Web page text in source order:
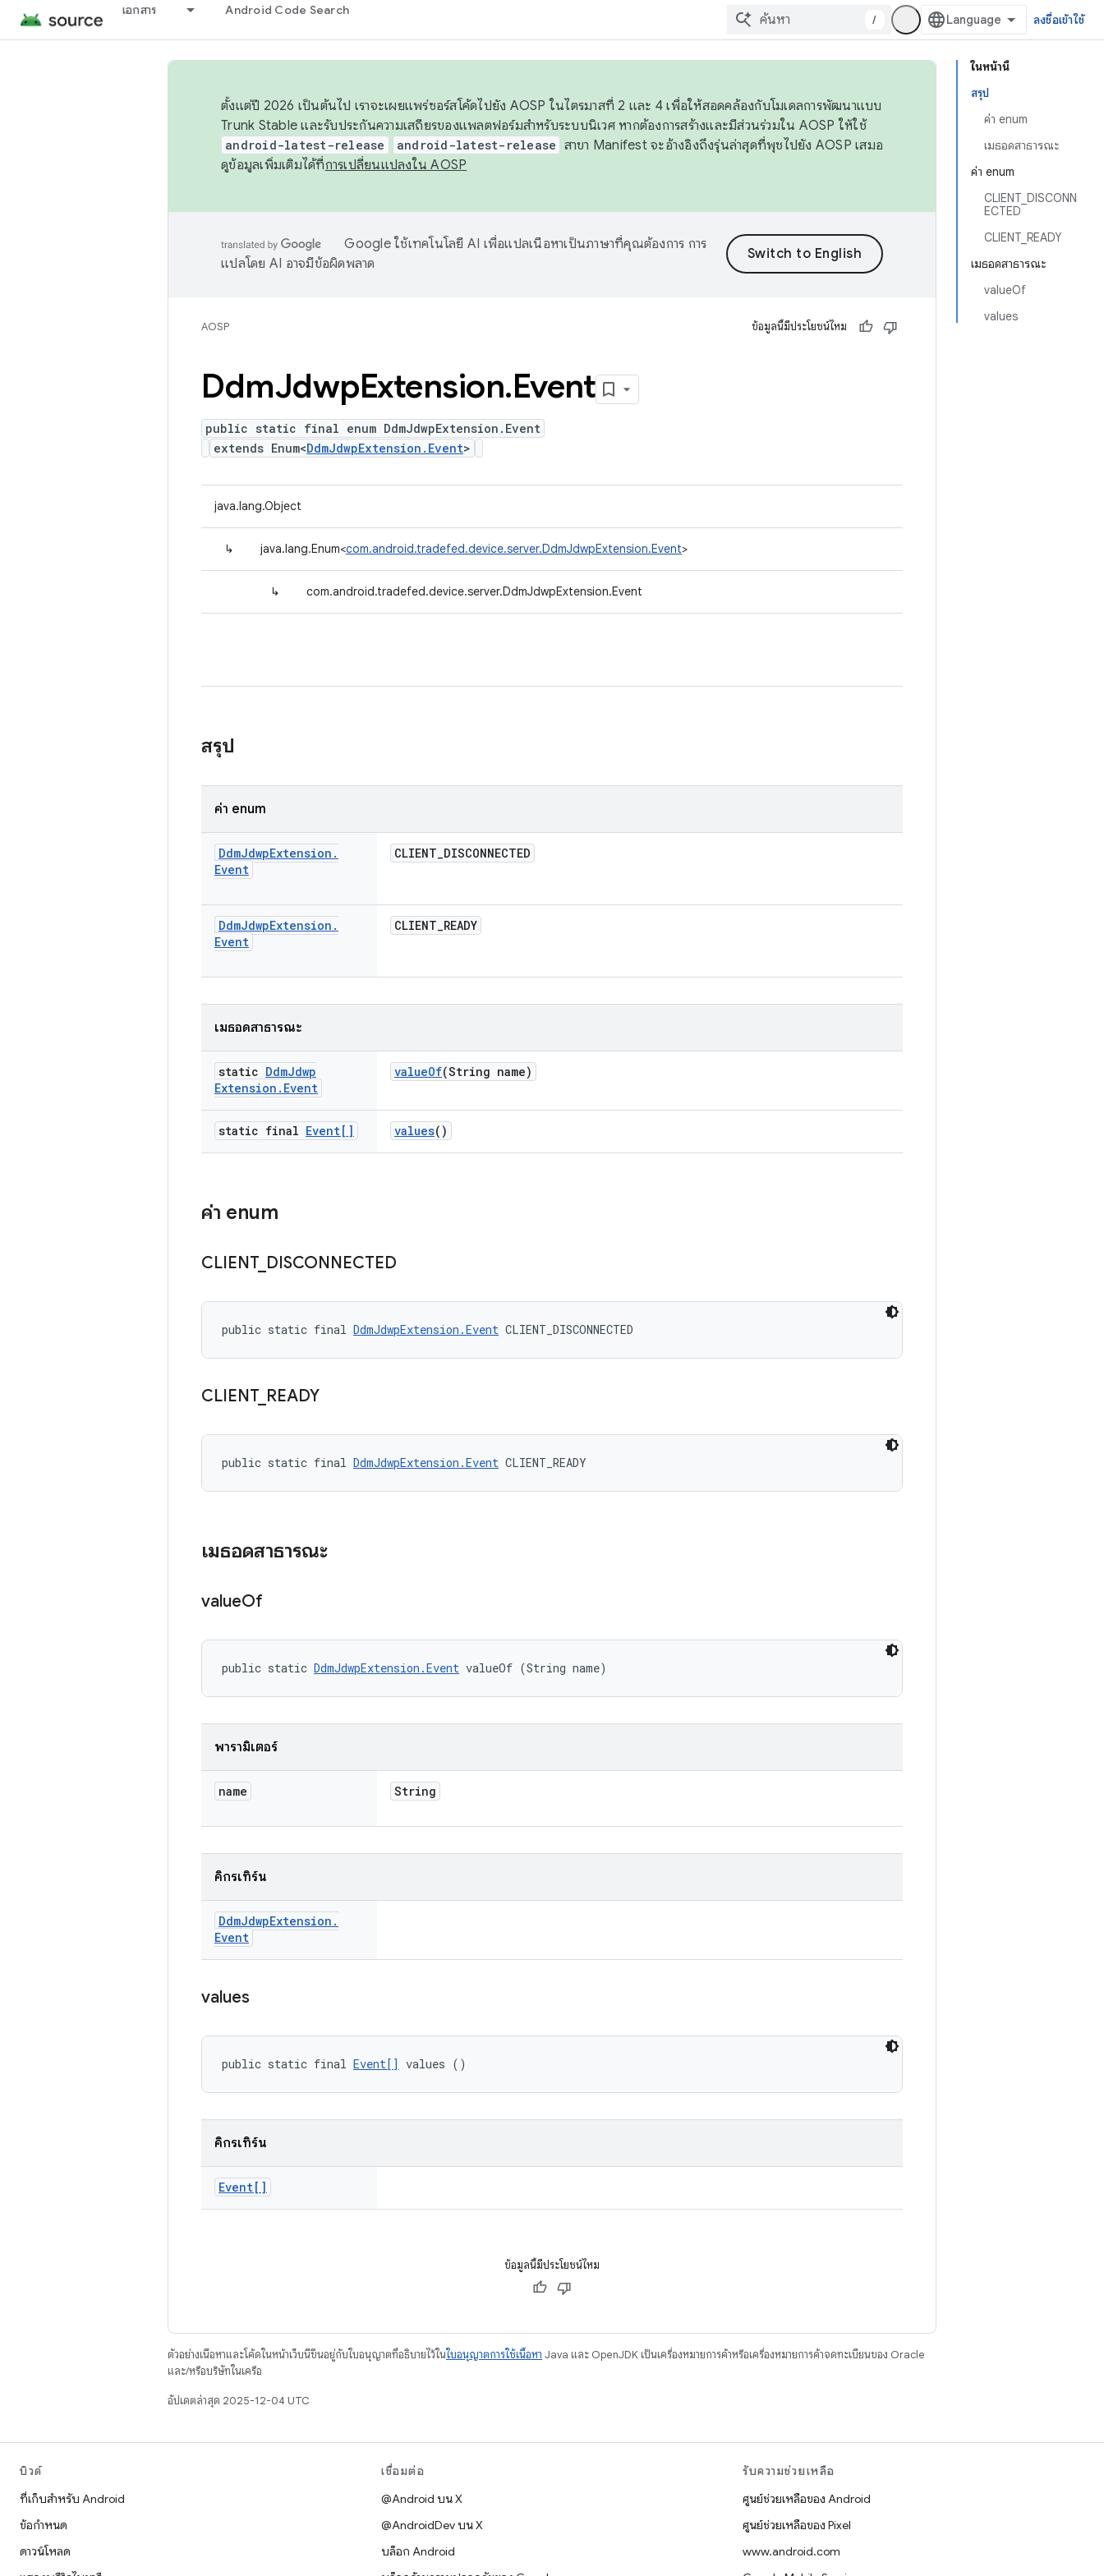
เอกสาร Android Code Search
/ ลงชื่อเข้าใช้
ในหน้านี้
สรุป
ค่า enum
เมธอดสาธารณะ
ค่า enum
CLIENT_DISCONN
ECTED
CLIENT_READY
เมธอดสาธารณะ
valueOf
values
ตั้งแต่ปี 2026 เป็นต้นไป เราจะเผยแพร่ซอร์สโค้ดไปยัง AOSP ในไตรมาสที่ 2 และ 4 เพื่อให้สอดคล้องกับโมเดลการพัฒนาแบบ
Trunk Stable และรับประกันความเสถียรของแพลตฟอร์มสำหรับระบบนิเวศ หากต้องการสร้างและมีส่วนร่วมใน AOSP ให้ใช้
android-latest-release android-latest-release สาขา Manifest จะอ้างอิงถึงรุ่นล่าสุดที่พุชไปยัง AOSP เสมอ
ดูข้อมูลเพิ่มเติมได้ที่การเปลี่ยนแปลงใน AOSP
Google ใช้เทคโนโลยี AI เพื่อแปลเนื้อหาเป็นภาษาที่คุณต้องการ การ
แปลโดย AI อาจมีข้อผิดพลาด
AOSP ข้อมูลนี้มีประโยชน์ไหม
DdmJdwpExtension.Event
public static final enum DdmJdwpExtension.Event
extends Enum<DdmJdwpExtension.Event>
java.lang.Object
↳ java.lang.Enum<com.android.tradefed.device.server.DdmJdwpExtension.Event>
↳ com.android.tradefed.device.server.DdmJdwpExtension.Event
สรุป
ค่า enum
DdmJdwpExtension .
Event
CLIENT_DISCONNECTED
DdmJdwpExtension .
Event
CLIENT_READY
เมธอดสาธารณะ
static DdmJdwp
Extension . Event
valueOf(String name)
static final Event[] values()
ค่า enum
CLIENT_ DISCONNECTED
public static final DdmJdwpExtension.Event CLIENT_DISCONNECTED
CLIENT_ READY
public static final DdmJdwpExtension.Event CLIENT_READY
เมธอดสาธารณะ
valueOf
public static DdmJdwpExtension.Event valueOf (String name)
พารามิเตอร์
name String
คิกรีเทิร์น
DdmJdwpExtension .
Event
values
public static final Event[] values ()
คิกรีเทิร์น
Event[]
ข้อมูลนี้มีประโยชน์ไหม
ตัวอย่างเนื้อหาและโค้ดในหน้าเว็บนี้ขึ้นอยู่กับใบอนุญาตที่อธิบายไว้ในใบอนุญาตการใช้เนื้อหา Java และ OpenJDK เป็นเครื่องหมายการค้าหรือเครื่องหมายการค้าจดทะเบียนของ Oracle
และ/หรือบริษัทในเครือ
อัปเดตล่าสุด 2025-12-04 UTC
บิวด์
ที่เก็บสำหรับ Android
ข้อกำหนด
ดาวน์โหลด
เชื่อมต่อ
@Android บน X
@AndroidDev บน X
บล็อก Android
รับความช่วยเหลือ
ศูนย์ช่วยเหลือของ Android
ศูนย์ช่วยเหลือของ Pixel
www.android.com